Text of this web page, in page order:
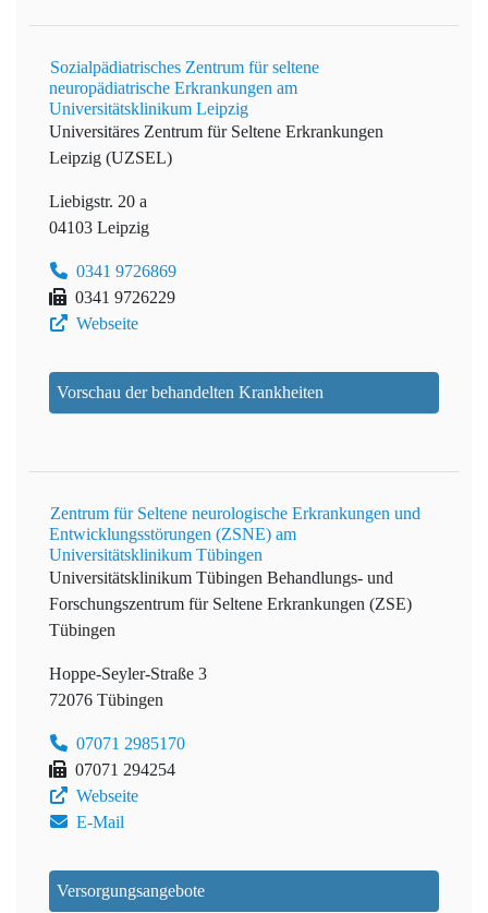
Sozialpädiatrisches Zentrum für seltene
neuropädiatrische Erkrankungen am
Universitätsklinikum Leipzig
Universitäres Zentrum für Seltene Erkrankungen
Leipzig (UZSEL)
Liebigstr. 20 a
04103 Leipzig
0341 9726869
0341 9726229
Webseite
Vorschau der behandelten Krankheiten
Zentrum für Seltene neurologische Erkrankungen und
Entwicklungsstörungen (ZSNE) am
Universitätsklinikum Tübingen
Universitätsklinikum Tübingen Behandlungs- und
Forschungszentrum für Seltene Erkrankungen (ZSE)
Tübingen
Hoppe-Seyler-Straße 3
72076 Tübingen
07071 2985170
07071 294254
Webseite
E-Mail
Versorgungsangebote